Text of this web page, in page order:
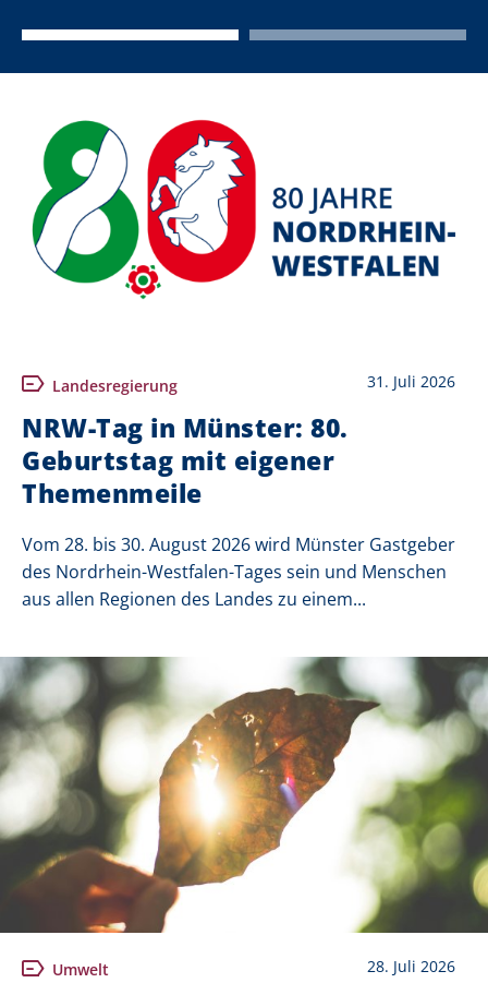
Landesregierung 31. Juli 2026
NRW-Tag in Münster: 80.
Geburtstag mit eigener
Themenmeile
Vom 28. bis 30. August 2026 wird Münster Gastgeber
des Nordrhein-Westfalen-Tages sein und Menschen
aus allen Regionen des Landes zu einem...
Umwelt 28. Juli 2026